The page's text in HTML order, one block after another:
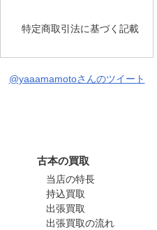
特定商取引法に基づく記載
@yaaamamotoさんのツイート
古本の買取
当店の特長
持込買取
出張買取
出張買取の流れ